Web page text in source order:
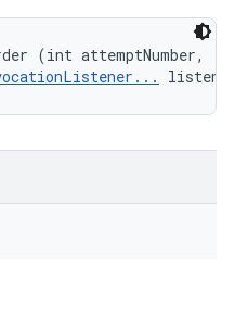
(int attemptNumber,